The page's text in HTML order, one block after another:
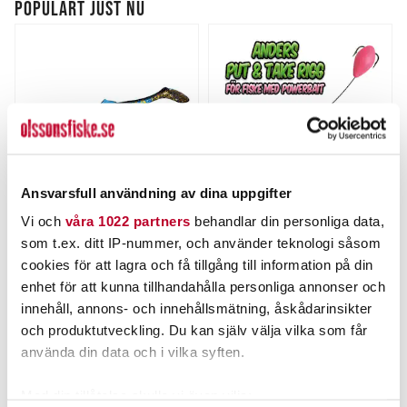
Ansvarsfull användning av dina uppgifter
Vi och våra 1022 partners behandlar din personliga data,
som t.ex. ditt IP-nummer, och använder teknologi såsom
cookies för att lagra och få tillgång till information på din
enhet för att kunna tillhandahålla personliga annonser och
innehåll, annons- och innehållsmätning, åskådarinsikter
och produktutveckling. Du kan själv välja vilka som får
använda din data och i vilka syften.
POPULÄRT JUST NU
MIKADO
Mikado Sicario 8,5cm
Nuvarande pris:
85,00 krTidigare pris:
100,00 kr
85,00 kr
100,00 kr
FINNS I LAGER.
LÄS MER
OLSSONS FISKE
Anders Put and Take kit
Pris:45,00 kr45,00 kr
FLER ÄN 6 ST KVAR
LÄGG I VARUKORGEN